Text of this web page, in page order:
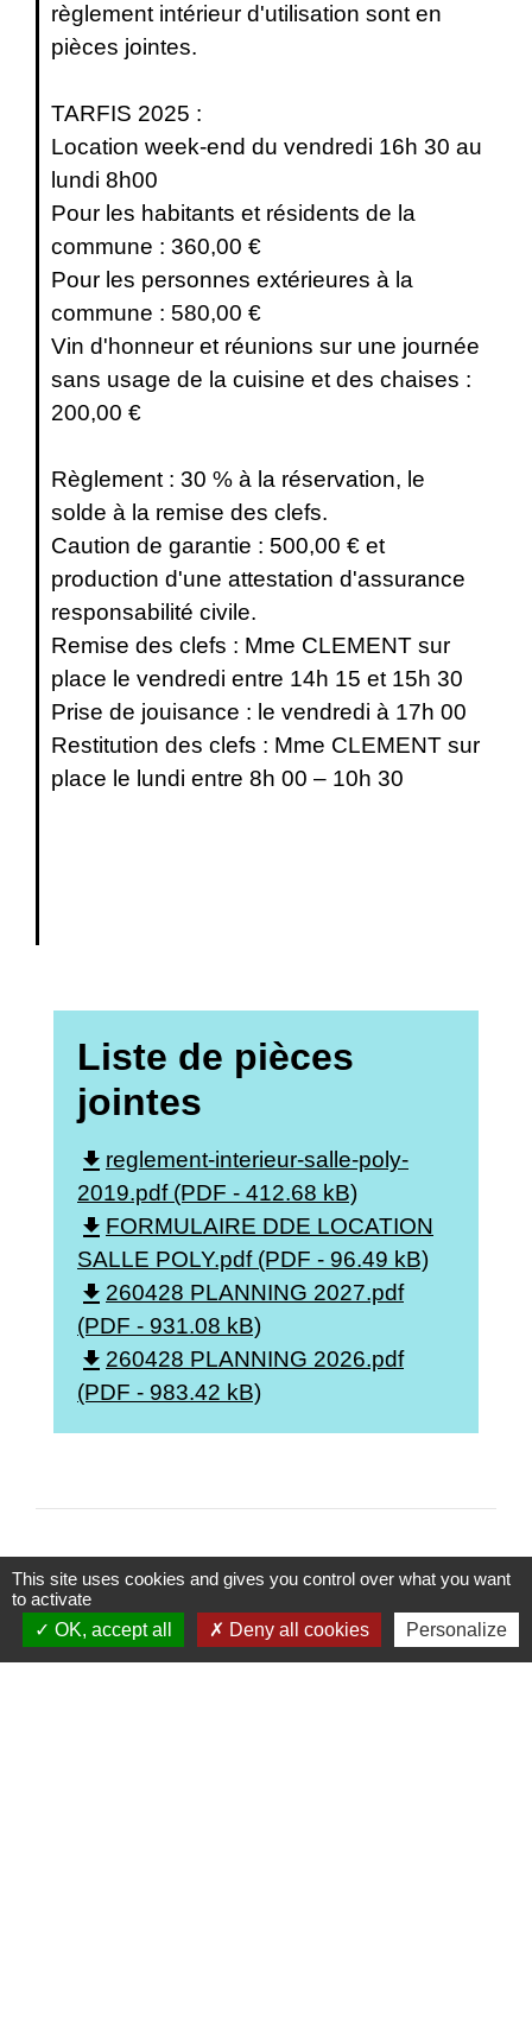
règlement intérieur d'utilisation sont en
pièces jointes.
TARFIS 2025 :
Location week-end du vendredi 16h 30 au
lundi 8h00
Pour les habitants et résidents de la
commune : 360,00 €
Pour les personnes extérieures à la
commune : 580,00 €
Vin d'honneur et réunions sur une journée
sans usage de la cuisine et des chaises :
200,00 €
Règlement : 30 % à la réservation, le
solde à la remise des clefs.
Caution de garantie : 500,00 € et
production d'une attestation d'assurance
responsabilité civile.
Remise des clefs : Mme CLEMENT sur
place le vendredi entre 14h 15 et 15h 30
Prise de jouisance : le vendredi à 17h 00
Restitution des clefs : Mme CLEMENT sur
place le lundi entre 8h 00 – 10h 30
Liste de pièces
jointes
file_download reglement-interieur-salle-poly-
2019.pdf (PDF - 412.68 kB)
file_download FORMULAIRE DDE LOCATION
SALLE POLY.pdf (PDF - 96.49 kB)
file_download 260428 PLANNING 2027.pdf
(PDF - 931.08 kB)
file_download 260428 PLANNING 2026.pdf
(PDF - 983.42 kB)
Contacts
This site uses cookies and gives you control over what you want
to activate
OK, accept all
Deny all cookies Personalize